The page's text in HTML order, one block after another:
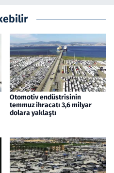
Otomotiv endüstrisinin
temmuz ihracatı 3,6 milyar
dolara yaklaştı